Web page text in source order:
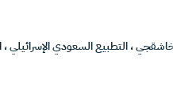
خاشقجي،التطبيع السعودي الإسرائيلي،